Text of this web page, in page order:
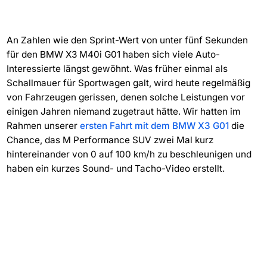
An Zahlen wie den Sprint-Wert von unter fünf Sekunden
für den BMW X3 M40i G01 haben sich viele Auto-
Interessierte längst gewöhnt. Was früher einmal als
Schallmauer für Sportwagen galt, wird heute regelmäßig
von Fahrzeugen gerissen, denen solche Leistungen vor
einigen Jahren niemand zugetraut hätte. Wir hatten im
Rahmen unserer ersten Fahrt mit dem BMW X3 G01die
Chance, das M Performance SUV zwei Mal kurz
hintereinander von 0 auf 100 km/h zu beschleunigen und
haben ein kurzes Sound- und Tacho-Video erstellt.